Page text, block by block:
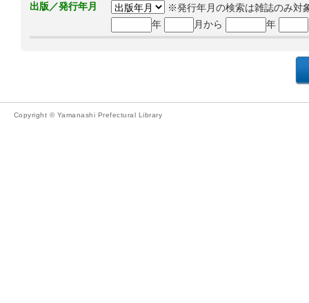
出版／発行年月
※発行年月の検索は雑誌のみ対
年
月から 年
Copyright © Yamanashi Prefectural Library